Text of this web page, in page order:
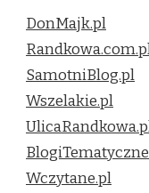
DonMajk.pl
SamotniBlog.pl
Wszelakie.pl
Wczytane.pl